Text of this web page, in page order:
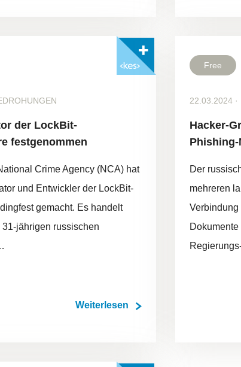
der LockBit-
festgenommen
Crime Agency (NCA) hat
und Entwickler der LockBit-
gemacht. Es handelt
jährigen russischen
Weiterlesen
Free
22.03.2024 ·
Hacker-
Der
mehreren